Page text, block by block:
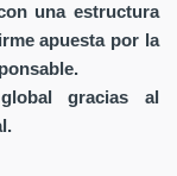
una estructura
apuesta por la
gracias al